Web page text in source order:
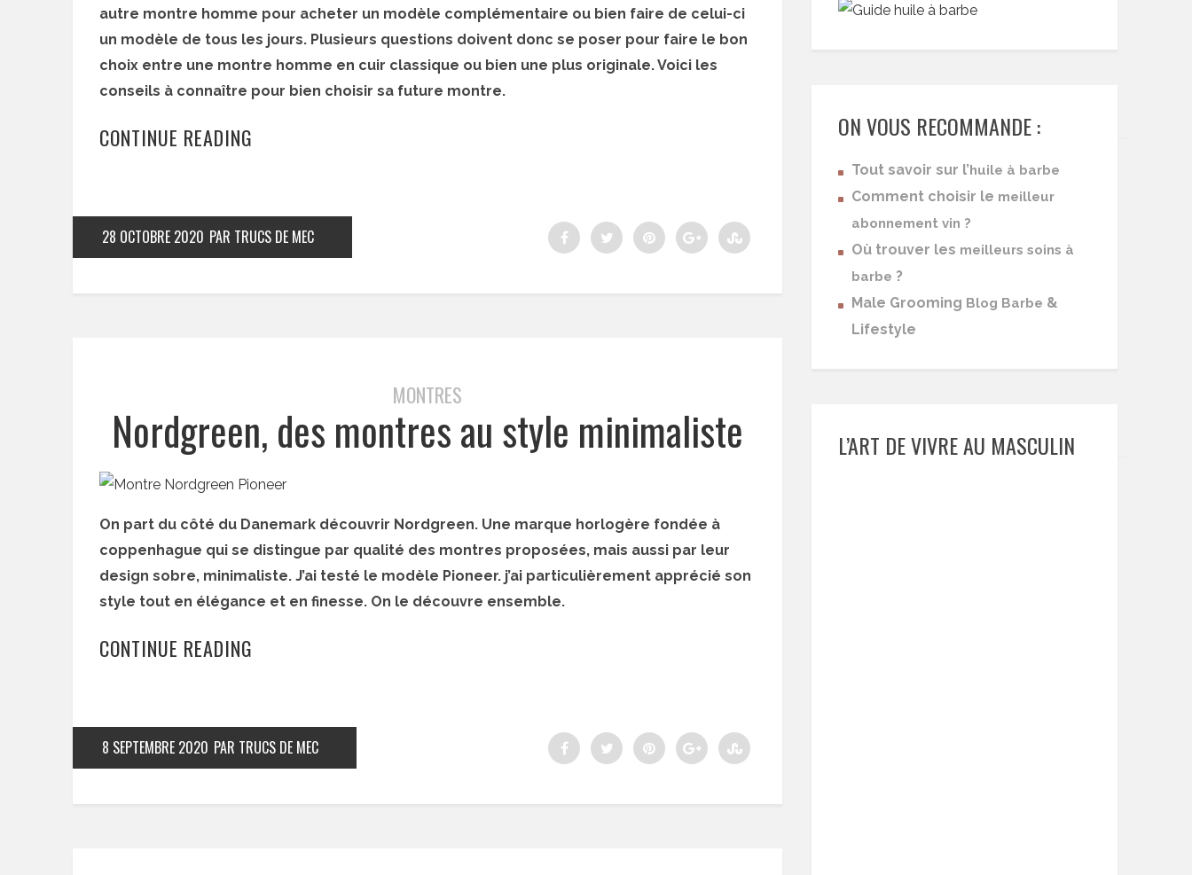
autre montre homme pour acheter un modèle complémentaire ou bien faire de celui-ci
un modèle de tous les jours. Plusieurs questions doivent donc se poser pour faire le bon
choix entre une montre homme en cuir classique ou bien une plus originale. Voici les
conseils à connaître pour bien choisir sa future montre.
CONTINUE READING
28 OCTOBRE 2020 PAR TRUCS DE MEC
MONTRES
Nordgreen, des montres au style minimaliste
On part du côté du Danemark découvrir Nordgreen. Une marque horlogère fondée à
coppenhague qui se distingue par qualité des montres proposées, mais aussi par leur
design sobre, minimaliste. J’ai testé le modèle Pioneer. j’ai particulièrement apprécié son
style tout en élégance et en finesse. On le découvre ensemble.
CONTINUE READING
8 SEPTEMBRE 2020 PAR TRUCS DE MEC
ON VOUS RECOMMANDE :
Tout savoir sur l’huile à barbe
Comment choisir le meilleur
abonnement vin ?
Où trouver les meilleurs soins à
barbe ?
Male Grooming Blog Barbe &
Lifestyle
L’ART DE VIVRE AU MASCULIN